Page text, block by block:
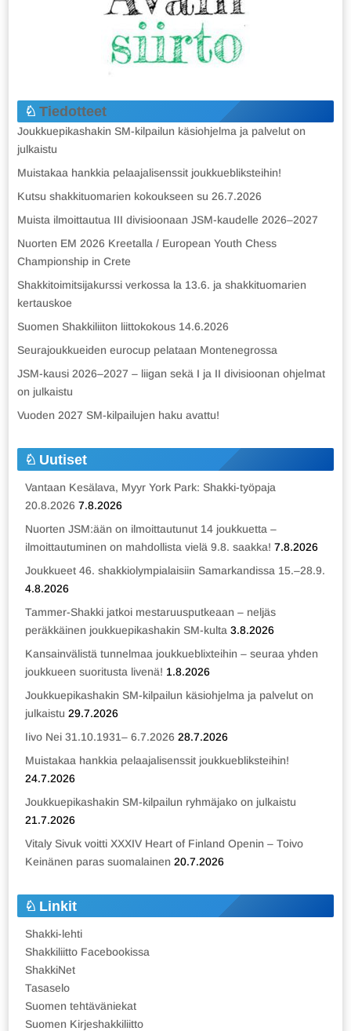
Tiedotteet
Joukkuepikashakin SM-kilpailun käsiohjelma ja palvelut on
julkaistu
Muistakaa hankkia pelaajalisenssit joukkuebliksteihin!
Kutsu shakkituomarien kokoukseen su 26.7.2026
Muista ilmoittautua III divisioonaan JSM-kaudelle 2026–2027
Nuorten EM 2026 Kreetalla / European Youth Chess
Championship in Crete
Shakkitoimitsijakurssi verkossa la 13.6. ja shakkituomarien
kertauskoe
Suomen Shakkiliiton liittokokous 14.6.2026
Seurajoukkueiden eurocup pelataan Montenegrossa
JSM-kausi 2026–2027 – liigan sekä I ja II divisioonan ohjelmat
on julkaistu
Vuoden 2027 SM-kilpailujen haku avattu!
Uutiset
Vantaan Kesälava, Myyr York Park: Shakki-työpaja
20.8.2026 7.8.2026
Nuorten JSM:ään on ilmoittautunut 14 joukkuetta –
ilmoittautuminen on mahdollista vielä 9.8. saakka! 7.8.2026
Joukkueet 46. shakkiolympialaisiin Samarkandissa 15.–28.9.
4.8.2026
Tammer-Shakki jatkoi mestaruusputkeaan – neljäs
peräkkäinen joukkuepikashakin SM-kulta 3.8.2026
Kansainvälistä tunnelmaa joukkueblixteihin – seuraa yhden
joukkueen suoritusta livenä! 1.8.2026
Joukkuepikashakin SM-kilpailun käsiohjelma ja palvelut on
julkaistu 29.7.2026
Iivo Nei 31.10.1931– 6.7.2026 28.7.2026
Muistakaa hankkia pelaajalisenssit joukkuebliksteihin!
24.7.2026
Joukkuepikashakin SM-kilpailun ryhmäjako on julkaistu
21.7.2026
Vitaly Sivuk voitti XXXIV Heart of Finland Openin – Toivo
Keinänen paras suomalainen 20.7.2026
Linkit
Shakki-lehti
Shakkiliitto Facebookissa
ShakkiNet
Tasaselo
Suomen tehtäväniekat
Suomen Kirjeshakkiliitto